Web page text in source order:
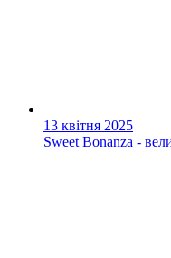
13 квітня 2025
Sweet Bonanza -